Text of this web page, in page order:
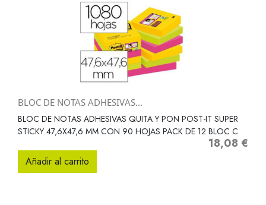
BLOC DE NOTAS ADHESIVAS...
BLOC DE NOTAS ADHESIVAS QUITA Y PON POST-IT SUPER
STICKY 47,6X47,6 MM CON 90 HOJAS PACK DE 12 BLOC C
Precio
18,08 €
Añadir al carrito